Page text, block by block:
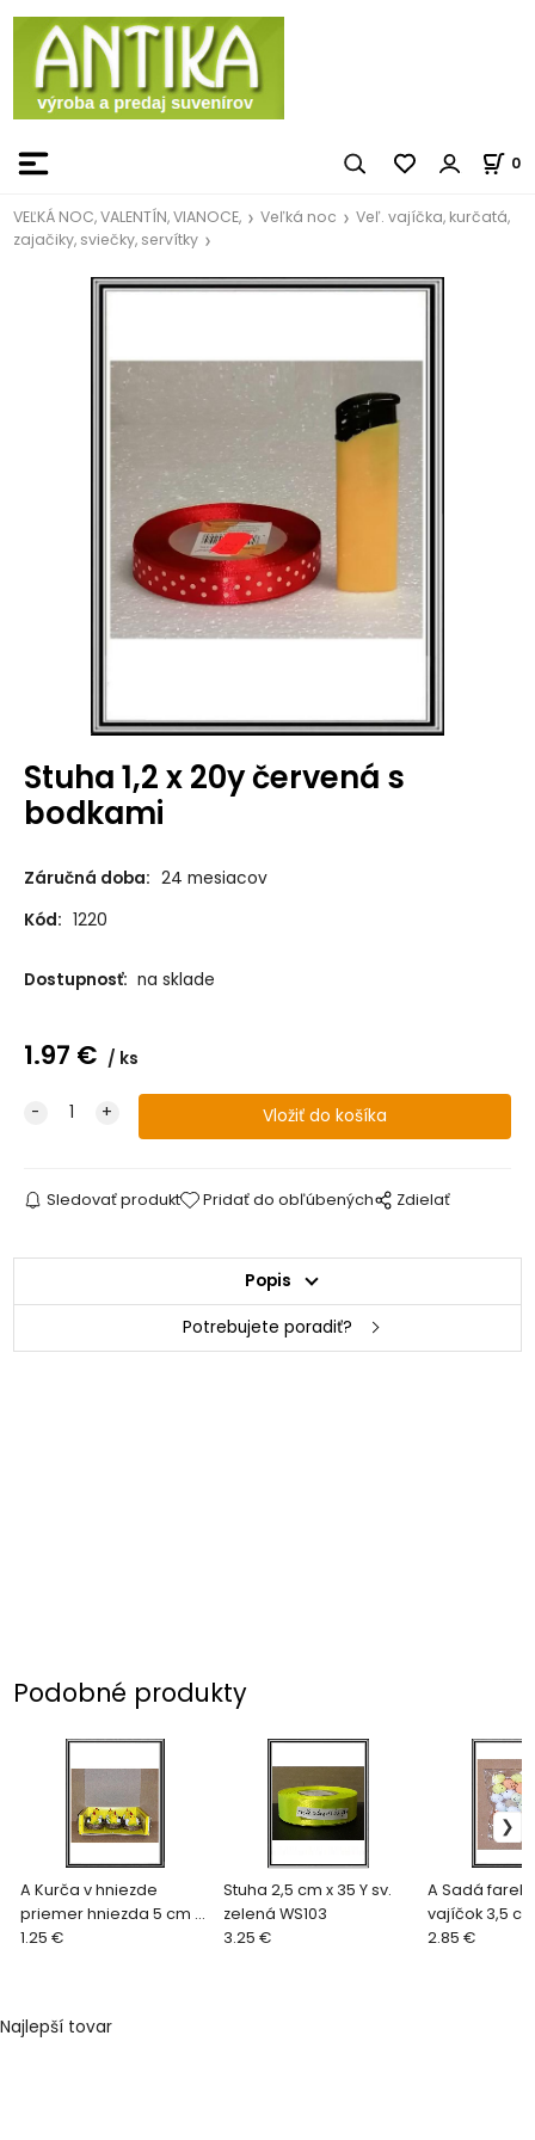
0
VEĽKÁ NOC, VALENTÍN, VIANOCE, Veľká noc
Veľ. vajíčka, kurčatá,
zajačiky, sviečky, servítky
Stuha 1,2 x 20y červená s
bodkami
Záručná doba: 24 mesiacov
Kód: 1220
Dostupnosť: na sklade
1.97 € ks
Sledovať produkt Pridať do obľúbených Zdielať
Popis
Potrebujete poradiť?
Podobné produkty
A Kurča v hniezde
priemer hniezda 5 cm a
v - 4 cm
1.25 €
Stuha 2,5 cm x 35 Y sv.
zelená WS103
3.25 €
A Sadá
vajíčok 3,5
2.85 €
Najlepší tovar